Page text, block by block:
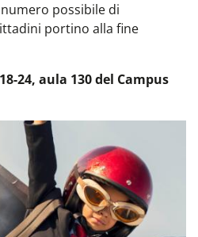
possibile di
portino alla fine
24, aula 130 del Campus